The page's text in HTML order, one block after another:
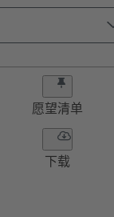
愿望清单
下载